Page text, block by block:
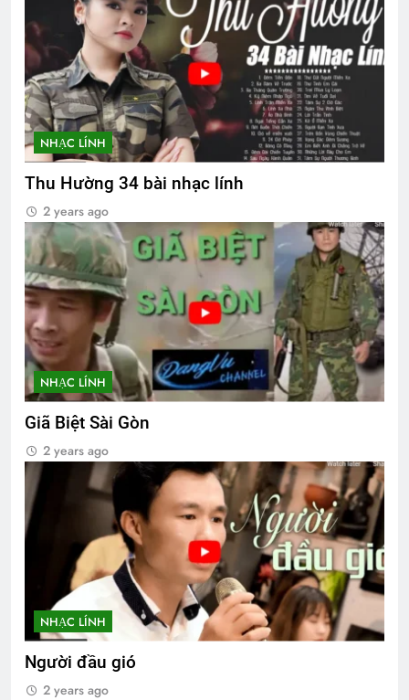
NHẠC LÍNH
Thu Hường 34 bài nhạc lính
2 years ago
NHẠC LÍNH
Giã Biệt Sài Gòn
2 years ago
NHẠC LÍNH
Người đầu gió
2 years ago